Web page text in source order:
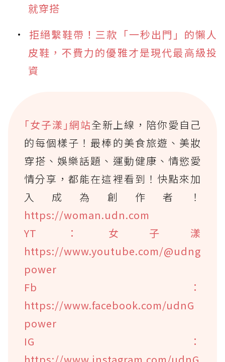
就穿搭
拒絕繫鞋帶！三款「一秒出門」的懶人
皮鞋，不費力的優雅才是現代最高級投
資
｢女子漾｣網站全新上線，陪你愛自己
的每個樣子！最棒的美食旅遊、美妝
穿搭、娛樂話題、運動健康、情慾愛
情分享，都能在這裡看到！快點來加
入成為創作者！
https://woman.udn.com
YT：女子漾
https://www.youtube.com/@udng
power
Fb：
https://www.facebook.com/udnG
power
IG：